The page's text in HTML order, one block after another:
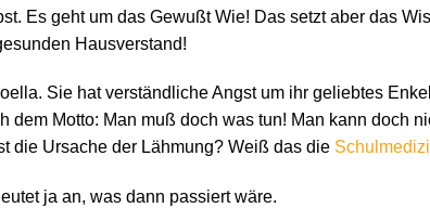
Es geht um das Gewußt Wie! Das setzt aber das
Hausverstand!
Sie hat verständliche Angst um ihr geliebtes
Motto: Man muß doch was tun! Man kann doch
die Ursache der Lähmung? Weiß das die
ja an, was dann passiert wäre.